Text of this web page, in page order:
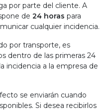
por parte del cliente. A
de 24 horas para
cualquier incidencia.
por transporte, es
dentro de las primeras 24
incidencia a la empresa de
se enviarán cuando
Si desea recibirlos